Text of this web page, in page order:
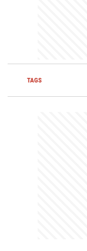
TAGS